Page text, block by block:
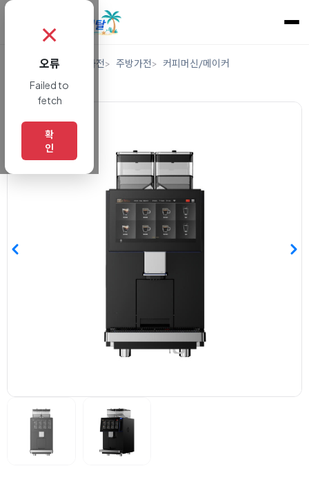
렌탈 디지털/가전 주방가전
커피머신/메이커
✗
오류
Failed to
fetch
확
인